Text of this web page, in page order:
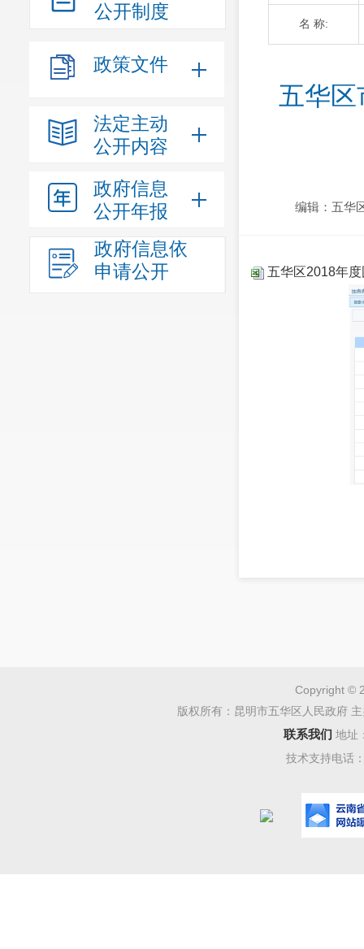
公开制度
政策文件
法定主动
公开内容
政府信息
公开年报
政府信息依
申请公开
名 称:
五华
编辑：五华
五华区2018年
Copyright ©
版权所有：昆明市五华区人民政府
联系我们 地址
技术支持电话